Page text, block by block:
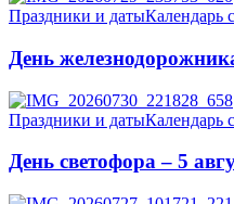
Праздники и датыКалендарь
День
Праздники и датыКалендарь
День светофора – 5